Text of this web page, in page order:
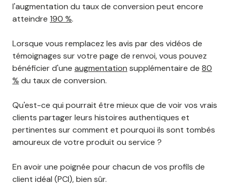
l'augmentation du taux de conversion peut encore
atteindre 190 %.
Lorsque vous remplacez les avis par des vidéos de
témoignages sur votre page de renvoi, vous pouvez
bénéficier d'une augmentation supplémentaire de 80
% du taux de conversion.
Qu'est-ce qui pourrait être mieux que de voir vos vrais
clients partager leurs histoires authentiques et
pertinentes sur comment et pourquoi ils sont tombés
amoureux de votre produit ou service ?
En avoir une poignée pour chacun de vos profils de
client idéal (PCI), bien sûr.